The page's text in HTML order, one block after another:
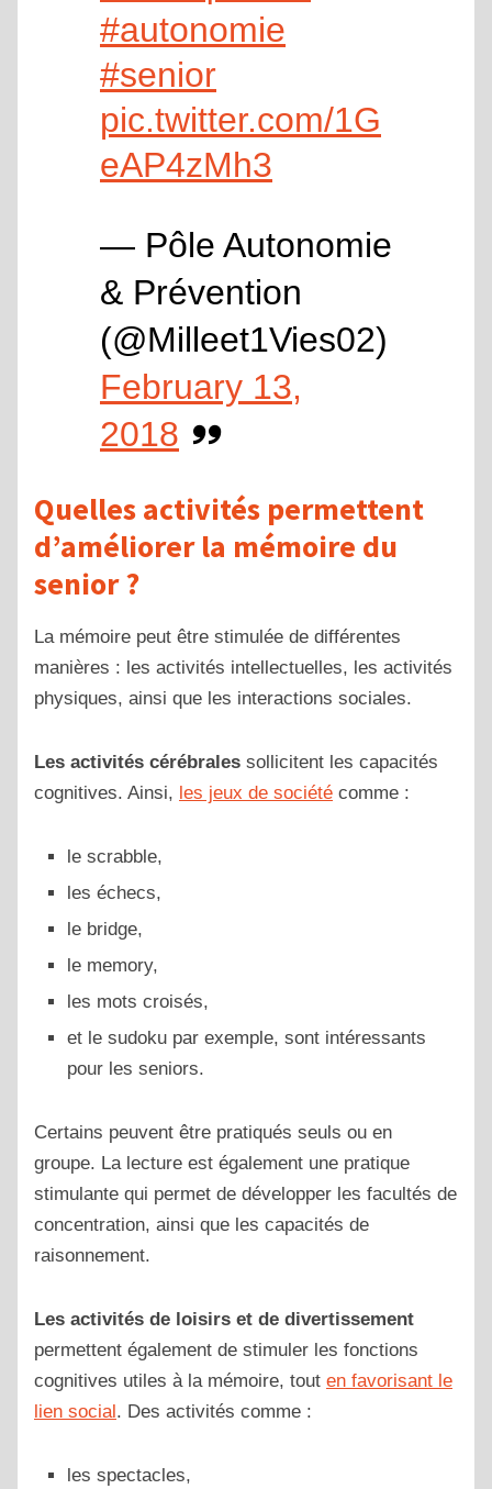
#autonomie
#senior
pic.twitter.com/1G
eAP4zMh3
— Pôle Autonomie
& Prévention
(@Milleet1Vies02)
February 13,
2018
Quelles activités permettent
d’améliorer la mémoire du
senior ?
La mémoire peut être stimulée de différentes
manières : les activités intellectuelles, les activités
physiques, ainsi que les interactions sociales.
Les activités cérébrales sollicitent les capacités
cognitives. Ainsi, les jeux de société comme :
le scrabble,
les échecs,
le bridge,
le memory,
les mots croisés,
et le sudoku par exemple, sont intéressants
pour les seniors.
Certains peuvent être pratiqués seuls ou en
groupe. La lecture est également une pratique
stimulante qui permet de développer les facultés de
concentration, ainsi que les capacités de
raisonnement.
Les activités de loisirs et de divertissement
permettent également de stimuler les fonctions
cognitives utiles à la mémoire, tout en favorisant le
lien social . Des activités comme :
les spectacles,